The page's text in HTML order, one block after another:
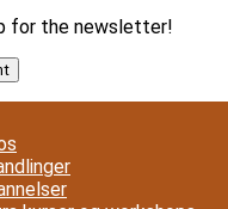
for the newsletter!